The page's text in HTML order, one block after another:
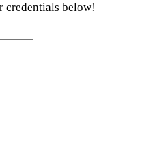
credentials below!